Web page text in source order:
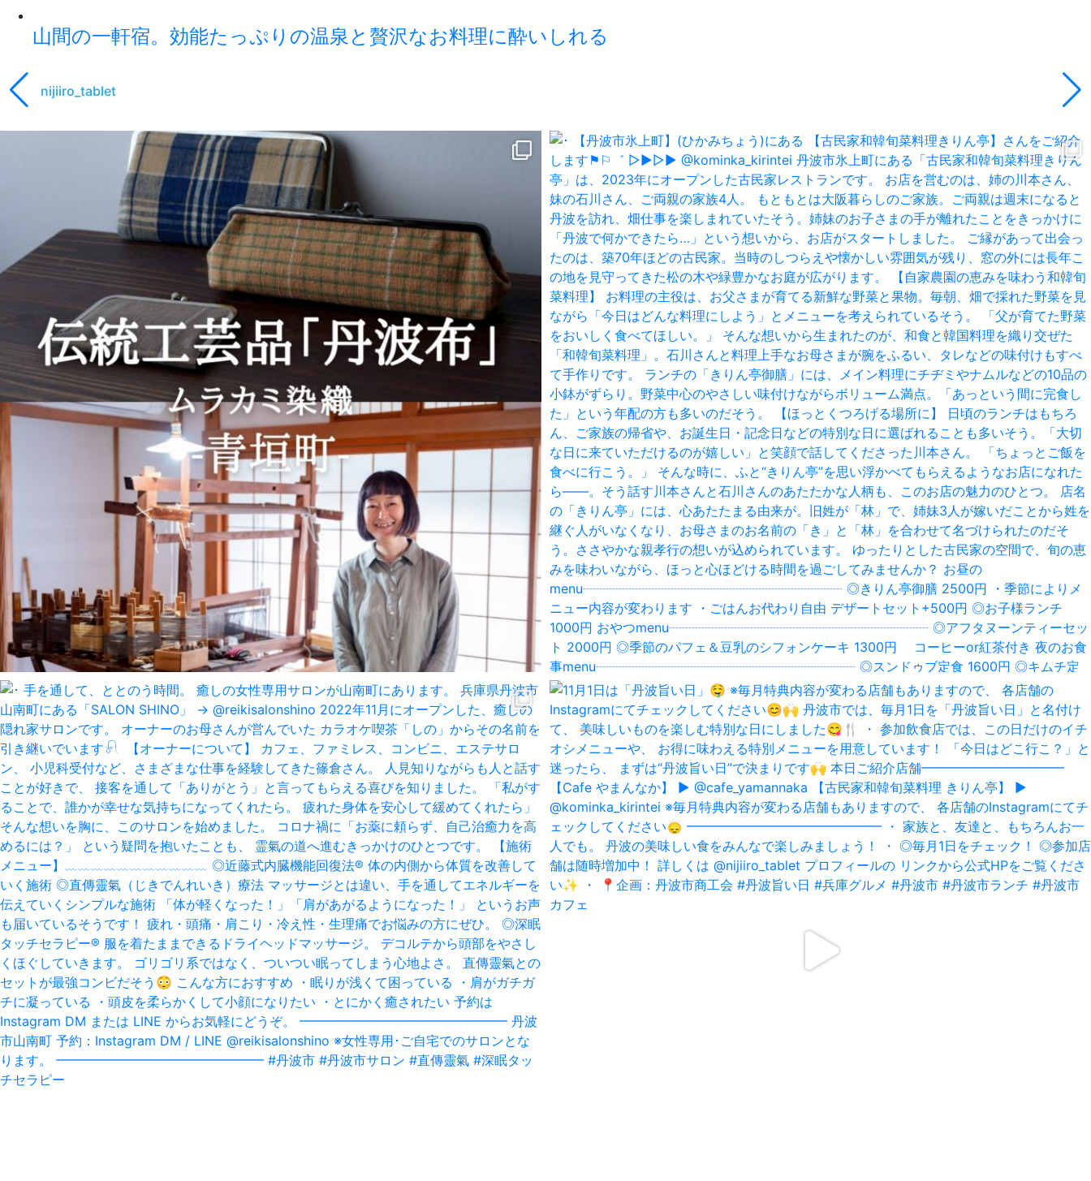
山間の一軒宿。効能たっぷりの温泉と贅沢なお料理に酔いしれる
nijiiro_tablet